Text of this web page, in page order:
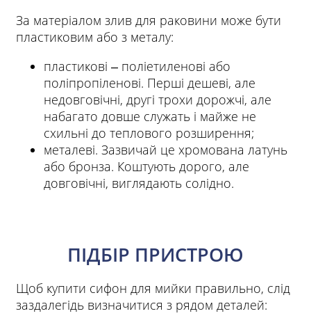
За матеріалом злив для раковини може бути
пластиковим або з металу:
пластикові ‒ поліетиленові або
поліпропіленові. Перші дешеві, але
недовговічні, другі трохи дорожчі, але
набагато довше служать і майже не
схильні до теплового розширення;
металеві. Зазвичай це хромована латунь
або бронза. Коштують дорого, але
довговічні, виглядають солідно.
ПІДБІР ПРИСТРОЮ
Щоб купити сифон для мийки правильно, слід
заздалегідь визначитися з рядом деталей: